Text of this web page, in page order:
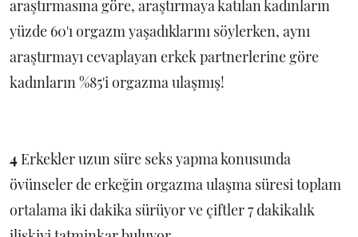
araştırmasına göre, araştırmaya katılan kadınların
yüzde 60'ı orgazm yaşadıklarını söylerken, aynı
araştırmayı cevaplayan erkek partnerlerine göre
kadınların %85'i orgazma ulaşmış!
4 Erkekler uzun süre seks yapma konusunda
övünseler de erkeğin orgazma ulaşma süresi toplam
ortalama iki dakika sürüyor ve çiftler 7 dakikalık